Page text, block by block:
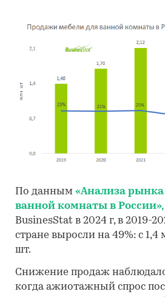
По данным «Анализа
ванной комнаты в России»,
BusinesStat в 2024 г, в 2019-
стране выросли на 49%: с
шт.
Снижение продаж
когда ажиотажный спрос